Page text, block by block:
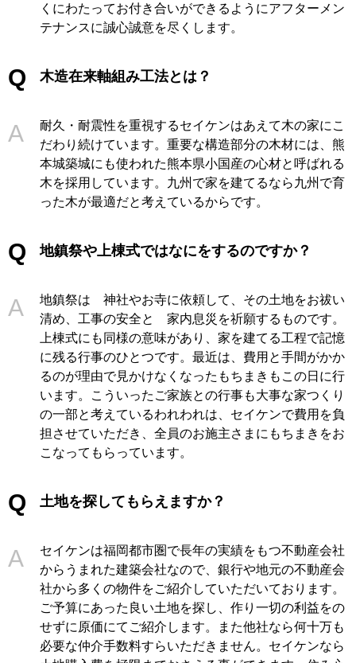
くにわたってお付き合いができるようにアフターメン
テナンスに誠心誠意を尽くします。
木造在来軸組み工法とは？
耐久・耐震性を重視するセイケンはあえて木の家にこ
だわり続けています。重要な構造部分の木材には、熊
本城築城にも使われた熊本県小国産の心材と呼ばれる
木を採用しています。九州で家を建てるなら九州で育
った木が最適だと考えているからです。
地鎮祭や上棟式ではなにをするのですか？
地鎮祭は 神社やお寺に依頼して、その土地をお祓い
清め、工事の安全と 家内息災を祈願するものです。
上棟式にも同様の意味があり、家を建てる工程で記憶
に残る行事のひとつです。最近は、費用と手間がかか
るのが理由で見かけなくなったもちまきもこの日に行
います。こういったご家族との行事も大事な家つくり
の一部と考えているわれわれは、セイケンで費用を負
担させていただき、全員のお施主さまにもちまきをお
こなってもらっています。
土地を探してもらえますか？
セイケンは福岡都市圏で長年の実績をもつ不動産会社
からうまれた建築会社なので、銀行や地元の不動産会
社から多くの物件をご紹介していただいております。
ご予算にあった良い土地を探し、作り一切の利益をの
せずに原価にてご紹介します。また他社なら何十万も
必要な仲介手数料すらいただきません。セイケンなら